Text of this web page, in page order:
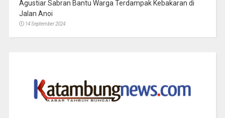
Agustiar Sabran Bantu Warga Terdampak Kebakaran di
Jalan Anoi
14 September 2024